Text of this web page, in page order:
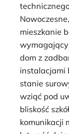
mieszkanie
dom z
instalacjami
stanie
wziąć pod
bliskość
komunikacji